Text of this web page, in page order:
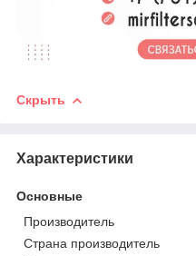
Скрыть
Характеристики
Основные
Производитель
Страна производитель